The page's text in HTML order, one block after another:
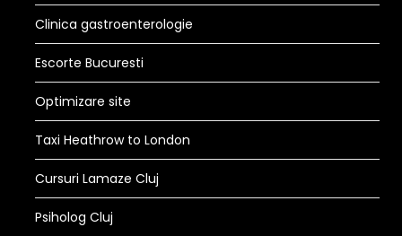
Clinica gastroenterologie
Escorte Bucuresti
Optimizare site
Taxi Heathrow to London
Cursuri Lamaze Cluj
Psiholog Cluj